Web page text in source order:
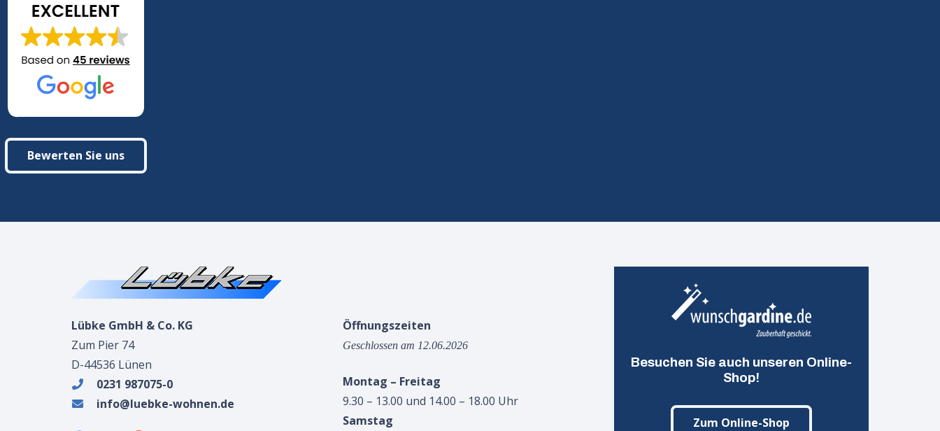
Bewerten Sie uns
Lübke GmbH & Co. KG
Zum Pier 74
D-44536 Lünen
0231 987075-0
info@luebke-wohnen.de
Öffnungszeiten
Geschlossen am 12.06.2026
Montag – Freitag
9.30 – 13.00 und 14.00 – 18.00 Uhr
Samstag
Besuchen Sie auch unseren Online-
Shop!
Zum Online-Shop